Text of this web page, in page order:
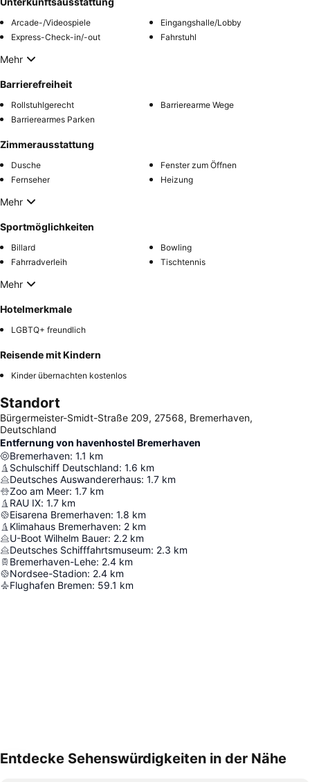
Arcade-/Videospiele
Eingangshalle/Lobby
Express-Check-in/-out
Fahrstuhl
Mehr
Barrierefreiheit
Rollstuhlgerecht
Barrierearme Wege
Barrierearmes Parken
Zimmerausstattung
Dusche
Fenster zum Öffnen
Fernseher
Heizung
Mehr
Sportmöglichkeiten
Billard
Bowling
Fahrradverleih
Tischtennis
Mehr
Hotelmerkmale
LGBTQ+ freundlich
Reisende mit Kindern
Kinder übernachten kostenlos
Standort
Bürgermeister-Smidt-Straße 209, 27568, Bremerhaven,
Deutschland
Entfernung von havenhostel Bremerhaven
Bremerhaven: 1.1 km
Schulschiff Deutschland: 1.6 km
Deutsches Auswandererhaus: 1.7 km
Zoo am Meer: 1.7 km
RAU IX: 1.7 km
Eisarena Bremerhaven: 1.8 km
Klimahaus Bremerhaven: 2 km
U-Boot Wilhelm Bauer: 2.2 km
Deutsches Schifffahrtsmuseum: 2.3 km
Bremerhaven-Lehe: 2.4 km
Nordsee-Stadion: 2.4 km
Flughafen Bremen: 59.1 km
Entdecke Sehenswürdigkeiten in der Nähe